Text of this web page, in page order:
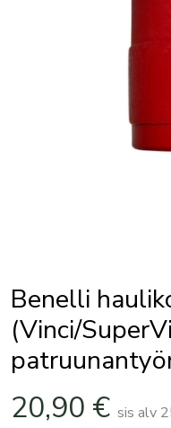
Benelli
(Vinci/
20,90 € sis alv